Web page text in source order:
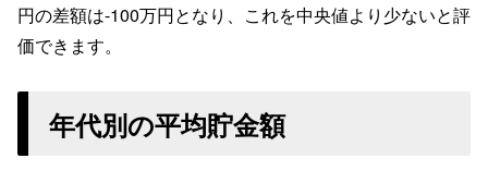
円の差額は-100万円となり、これを中央値より少ないと評
価できます。
年代別の平均貯金額